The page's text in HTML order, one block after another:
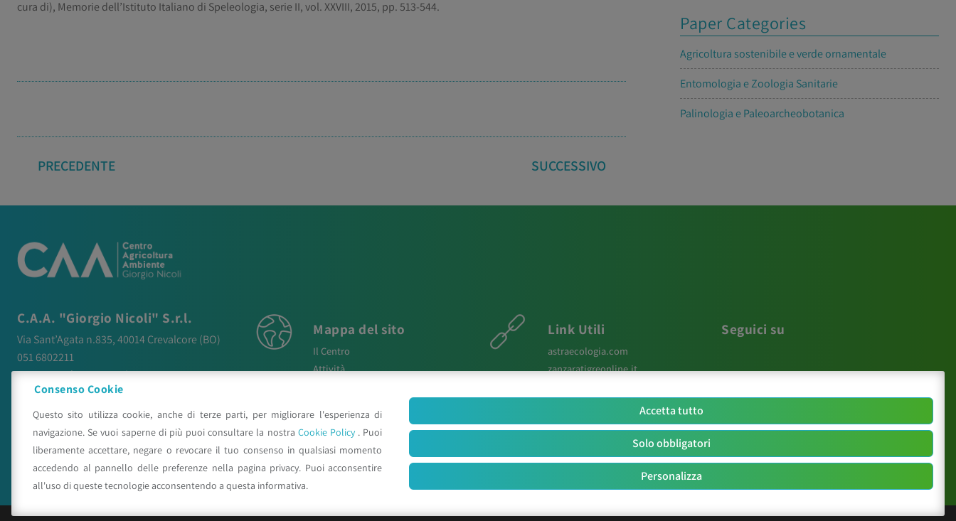
cura di), Memorie dell’Istituto Italiano di Speleologia, serie II, vol. XXVIII, 2015, pp. 513-544.
PRECEDENTE SUCCESSIVO
Paper Categories
Agricoltura sostenibile e verde ornamentale
Entomologia e Zoologia Sanitarie
Palinologia e Paleoarcheobotanica
C.A.A. "Giorgio Nicoli" S.r.l.
Via Sant’Agata n.835,40014Crevalcore(BO)
051 6802211
caa@caa.it|pec:caa.srl@pec.it
Orari
Lunedì – Venerdì:9:00 – 18:00
Sabato – Domenica:Chiuso
Mappa del sito
Il Centro
Attività
Posters e Relazioni
Contatti
Link Utili
astraecologia.com
zanzaratigreonline.it
meteosystem.com
Seguici su
Consenso Cookie
Questo sito utilizza cookie, anche di terze parti, per migliorare l'esperienza di
navigazione. Se vuoi saperne di più puoi consultare la nostra Cookie Policy . Puoi
liberamente accettare, negare o revocare il tuo consenso in qualsiasi momento
accedendo al pannello delle preferenze nella pagina privacy. Puoi acconsentire
all'uso di queste tecnologie acconsentendo a questa informativa.
Accetta tutto
Solo obbligatori
Personalizza